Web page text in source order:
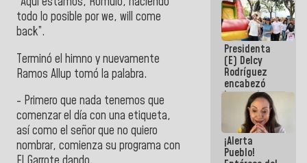
todo lo posible por we, will come
back”.
Terminó el himno y nuevamente
Ramos Allup tomó la palabra.
- Primero que nada tenemos que
comenzar el día con una etiqueta,
así como el señor que no quiero
nombrar, comienza su programa con
vayas a
escribir
hazlo hoy
por que no
sabemos si
la semana
que viene
hay
programa
Presidenta
(E) Delcy
Rodríguez
encabezó
lanzamiento
del Plan
Nacional de
Recreación
Vacacional
¡Alerta
Pueblo!